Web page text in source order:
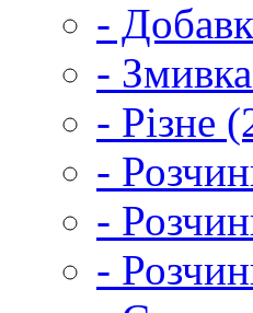
-
-
- Різне
-
-
-